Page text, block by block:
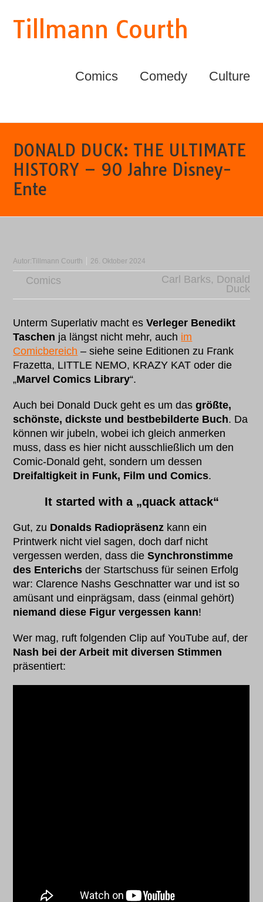
Tillmann Courth
Comics Comedy Culture
DONALD DUCK: THE ULTIMATE
HISTORY – 90 Jahre Disney-
Ente
Autor:Tillmann Courth 26. Oktober 2024
Comics Carl Barks, Donald
Duck
Unterm Superlativ macht esVerleger Benedikt
Taschen ja längst nicht mehr, auch im
Comicbereich – siehe seine Editionen zu Frank
Frazetta, LITTLE NEMO, KRAZY KAT oder die
„Marvel Comics Library“.
Auch bei Donald Duck geht es um dasgrößte,
schönste, dickste und bestbebilderte Buch. Da
können wir jubeln, wobei ich gleich anmerken
muss, dass es hier nicht ausschließlich um den
Comic-Donald geht, sondern um dessen
Dreifaltigkeit in Funk, Film und Comics.
It started with a „quack attack“
Gut, zu Donalds Radiopräsenz kann ein
Printwerk nicht viel sagen, doch darf nicht
vergessen werden, dass dieSynchronstimme
des Enterichs der Startschuss für seinen Erfolg
war: Clarence Nashs Geschnatter war und ist so
amüsant und einprägsam, dass (einmal gehört)
niemand diese Figur vergessen kann!
Wer mag, ruft folgenden Clip auf YouTube auf, der
Nash bei der Arbeit mit diversen Stimmen
präsentiert: